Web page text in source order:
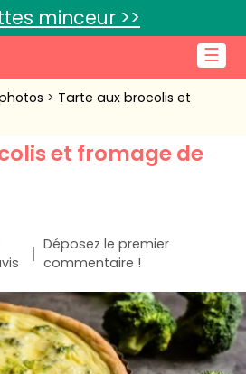
☰
minceur >>
Connexion
Tarte aux brocolis et
et fromage de
Déposez le premier
commentaire !